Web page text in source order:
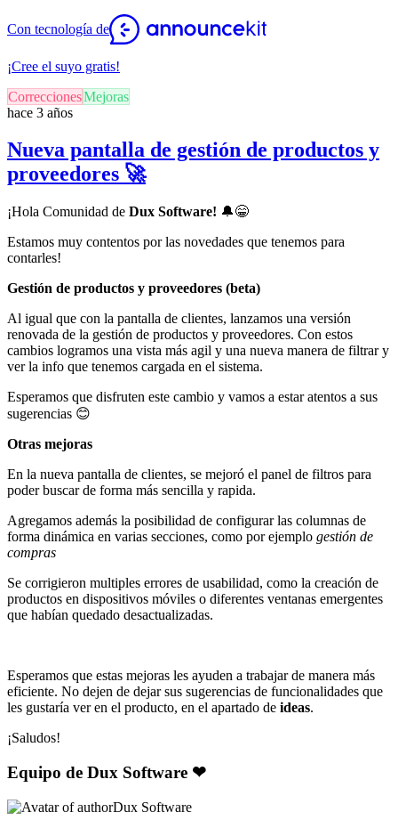
Con tecnología de
¡Cree el suyo gratis!
CorreccionesMejoras
hace 3 años
Nueva pantalla de gestión de productos y
proveedores 🚀
¡Hola Comunidad de Dux Software! 🔔😁
Estamos muy contentos por las novedades que tenemos para
contarles!
Gestión de productos y proveedores (beta)
Al igual que con la pantalla de clientes, lanzamos una versión
renovada de la gestión de productos y proveedores. Con estos
cambios logramos una vista más agil y una nueva manera de filtrar y
ver la info que tenemos cargada en el sistema.
Esperamos que disfruten este cambio y vamos a estar atentos a sus
sugerencias 😊
Otras mejoras
En la nueva pantalla de clientes, se mejoró el panel de filtros para
poder buscar de forma más sencilla y rapida.
Agregamos además la posibilidad de configurar las columnas de
forma dinámica en varias secciones, como por ejemplo gestión de
compras
Se corrigieron multiples errores de usabilidad, como la creación de
productos en dispositivos móviles o diferentes ventanas emergentes
que habían quedado desactualizadas.
Esperamos que estas mejoras les ayuden a trabajar de manera más
eficiente. No dejen de dejar sus sugerencias de funcionalidades que
les gustaría ver en el producto, en el apartado de ideas.
¡Saludos!
Equipo de Dux Software ❤
Dux Software